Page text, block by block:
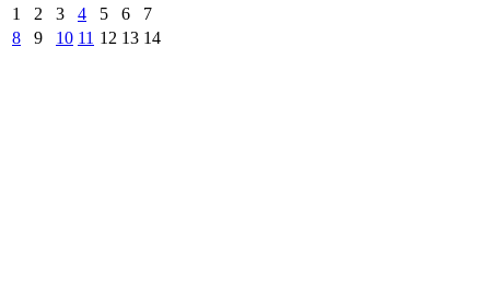
1
2 3 4 5 6
7
8
9 10 11 12 13 14